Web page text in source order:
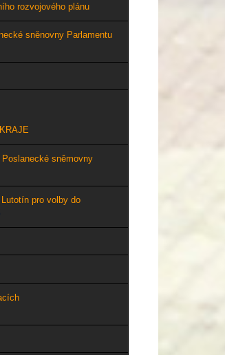
rozvojového plánu
sněnovny Parlamentu
sněmovny
pro volby do